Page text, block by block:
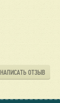
НАПИСАТЬ ОТЗЫВ